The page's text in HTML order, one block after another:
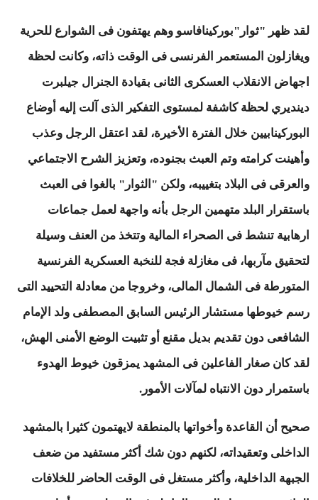
لقد ظهر "ثوار"بوركينافاسو وهم يهتفون فى الشوارع للحرية
ويغازلون المستعمر الفرنسى فى الوقت ذاته، وكانت لحظة
اجهاض الانقلاب العسكرى الثانى بقيادة الجنرال جيلبرت
دينديري لحظة كاشفة لمستوى التفكير الذى آلت إليه أوضاع
البوركينابيين خلال الفترة الأخيرة، لقد اعتقل الرجل وعذب
وأهينت كرامته وتم العبث بجنوده، وتعزيز الشرح الاجتماعي
والعرقى فى البلاد بتغييبه، ولكن "الثوار" بالغوا فى العبث
باستقرار البلد متهمين الرجل بأنه واجهة لعمل جماعات
ارهابية تنشط فى الصحراء المالية وتتخذ من العنف وسيلة
لتحقيق مآربها، فى مغازلة فجة للنخبة العسكرية الفرنسية
المتورطة فى الشمال المالى، وخروجا من معادلة التحييد التى
رسم خيوطها مستشار الرئيس السابق المصطفى ولد الإمام
الشافعى دون تقديم بديل مقنع أو تثبيت الوضع الأمنى الهش،
لقد كان صغار الفاعلين فى المشهد يمزقون خيوط الهدوء
باستمرار دون الانتباه لمآلات الأمور.
صحيح أن القاعدة وأخواتها بالمنطقة لايهتمون كثيرا بالمشهد
الداخلى وتعقيداته، لكنهم دون شك أكثر مستفيد من ضعف
الجبهة الداخلية، وأكثر مستغل فى الوقت الحاضر للخلافات